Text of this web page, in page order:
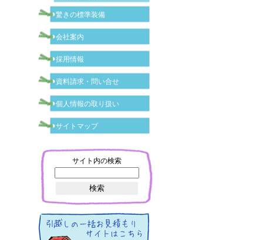
驚きの標準装備
会社案内
採用情報
資料請求・問い合せ
個人情報の取り扱い
サイトマップ
サイト内の検索